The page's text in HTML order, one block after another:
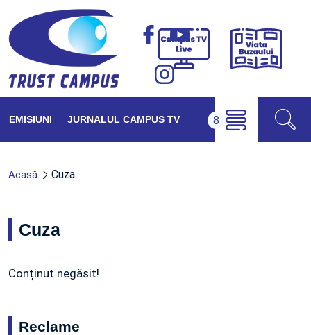
Campus
Viața
EMISIUNI JURNALUL CAMPUS TV
Acasă Cuza
Cuza
Conținut negăsit!
Reclame